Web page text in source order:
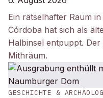
Ein rätselhafter Raum
Córdoba hat sich als
Halbinsel entpuppt.
Mithräum.
GESCHICHTE &